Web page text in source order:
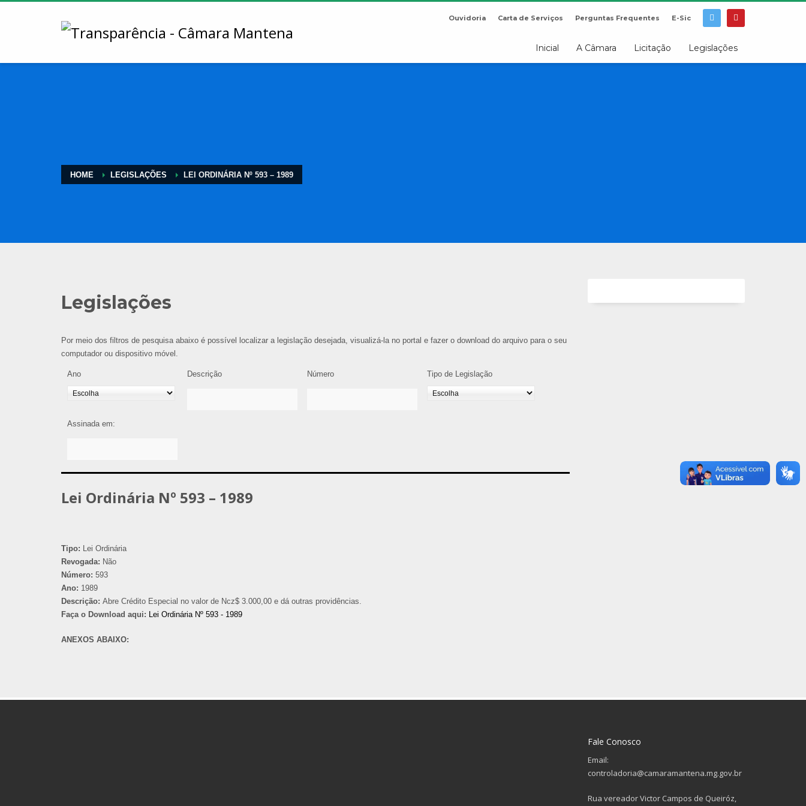
Ouvidoria Carta de Serviços Perguntas Frequentes E-Sic
Inicial A Câmara Licitação Legislações
HOME LEGISLAÇÕES LEI ORDINÁRIA Nº 593 – 1989
Legislações
Por meio dos filtros de pesquisa abaixo é possível localizar a legislação desejada, visualizá-la no portal e fazer o download do arquivo para o seu
computador ou dispositivo móvel.
Ano Descrição Número Tipo de Legislação
Assinada em:
Lei Ordinária Nº 593 – 1989
Tipo: Lei Ordinária
Revogada: Não
Número: 593
Ano: 1989
Descrição: Abre Crédito Especial no valor de Ncz$ 3.000,00 e dá outras providências.
Faça o Download aqui: Lei Ordinária Nº 593 - 1989
ANEXOS ABAIXO:
Fale Conosco
Email:
controladoria@camaramantena.mg.gov.br
Rua vereador Victor Campos de Queiróz,